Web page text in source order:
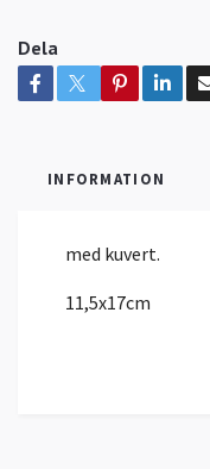
Dela
INFORMATION
med kuvert.
11,5x17cm